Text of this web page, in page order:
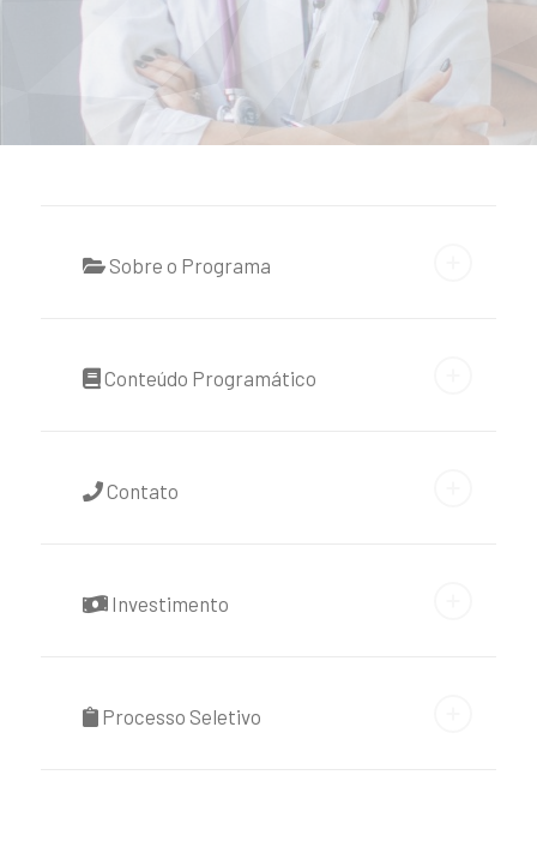
Sobre o Programa
Conteúdo Programático
Contato
Investimento
Processo Seletivo